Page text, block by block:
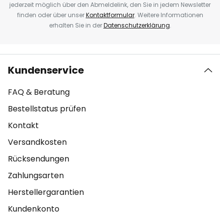
jederzeit möglich über den Abmeldelink, den Sie in jedem Newsletter
finden oder über unserKontaktformular. Weitere Informationen
erhalten Sie in derDatenschutzerklärung.
Kundenservice
FAQ & Beratung
Bestellstatus prüfen
Kontakt
Versandkosten
Rücksendungen
Zahlungsarten
Herstellergarantien
Kundenkonto